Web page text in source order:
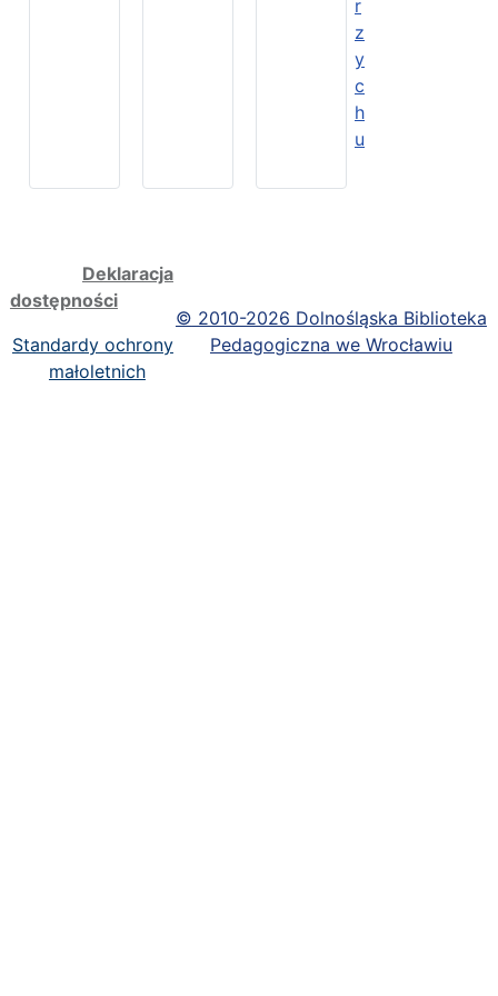
r
z
y
c
h
u
Deklaracja
dostępności
Standardy ochrony
małoletnich
© 2010-2026 Dolnośląska Biblioteka
Pedagogiczna we Wrocławiu